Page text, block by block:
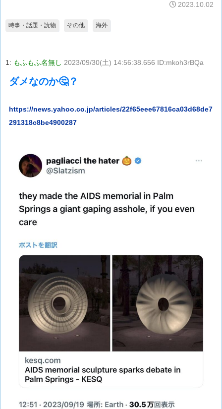
2023.10.02
時事・話題・読物 その他 海外
1: もふもふ名無し 2023/09/30(土) 14:56:38.656 ID:mkoh3rBQa
ダメなのか🤔？
https://news.yahoo.co.jp/articles/22f65eee67816ca03d68de7
291318c8be4900287